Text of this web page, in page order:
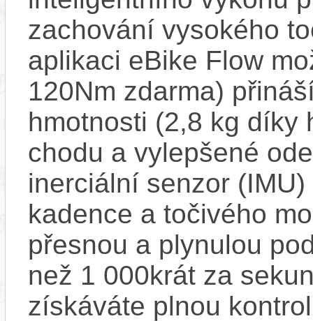
zachování vysokého
aplikaci eBike Flow
120Nm zdarma)
hmotnosti (2,8 kg díky
chodu a vylepšené
inerciální senzor
kadence a točivého
přesnou a plynulou
než 1 000krát za
získáváte plnou